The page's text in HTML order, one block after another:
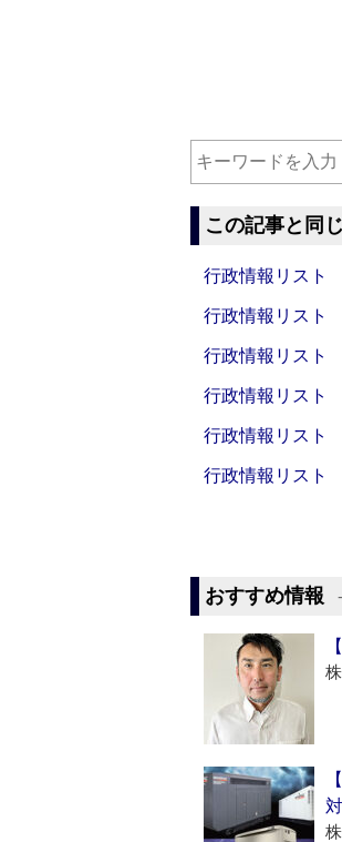
この記事と同
行政情報リスト
行政情報リスト
行政情報リスト
行政情報リスト
行政情報リスト
行政情報リスト
おすすめ情報